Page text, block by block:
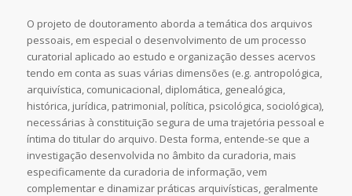
O projeto de doutoramento aborda a temática dos arquivos
pessoais, em especial o desenvolvimento de um processo
curatorial aplicado ao estudo e organização desses acervos
tendo em conta as suas várias dimensões (e.g. antropológica,
arquivística, comunicacional, diplomática, genealógica,
histórica, jurídica, patrimonial, política, psicológica, sociológica),
necessárias à constituição segura de uma trajetória pessoal e
íntima do titular do arquivo. Desta forma, entende-se que a
investigação desenvolvida no âmbito da curadoria, mais
especificamente da curadoria de informação, vem
complementar e dinamizar práticas arquivísticas, geralmente